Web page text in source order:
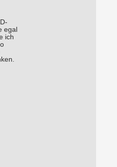
egal
ich